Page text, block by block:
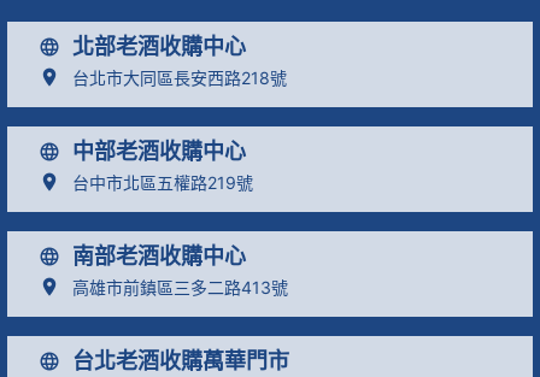
北部老酒收購中心
台北市大同區長安西路218號
中部老酒收購中心
台中市北區五權路219號
南部老酒收購中心
高雄市前鎮區三多二路413號
台北老酒收購萬華門市